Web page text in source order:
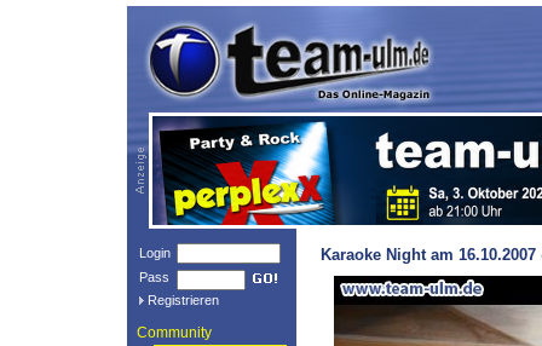
Login
Pass
Registrieren
Community
Karaoke Night am